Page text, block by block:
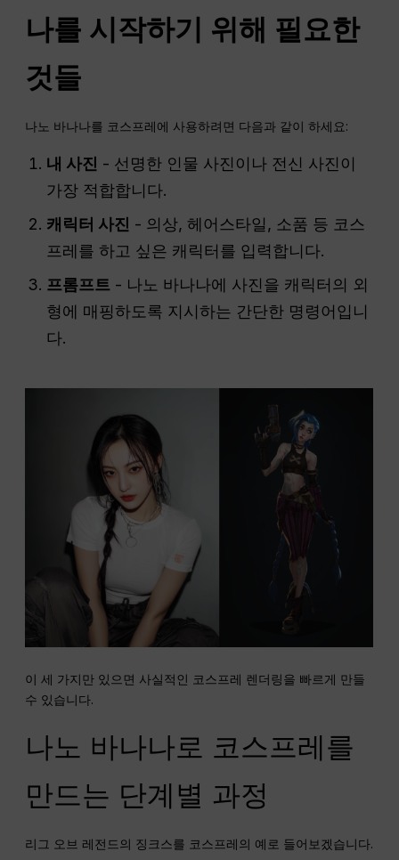
나를 시작하기 위해 필요한
것들
나노 바나나를 코스프레에 사용하려면 다음과 같이 하세요:
내 사진 - 선명한 인물 사진이나 전신 사진이
가장 적합합니다.
캐릭터 사진 - 의상, 헤어스타일, 소품 등 코스
프레를 하고 싶은 캐릭터를 입력합니다.
프롬프트 - 나노 바나나에 사진을 캐릭터의 외
형에 매핑하도록 지시하는 간단한 명령어입니
다.
이 세 가지만 있으면 사실적인 코스프레 렌더링을 빠르게 만들
수 있습니다.
나노 바나나로 코스프레를
만드는 단계별 과정
리그 오브 레전드의 징크스를 코스프레의 예로 들어보겠습니다.